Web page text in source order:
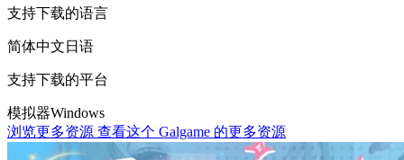
支持下载的语言
简体中文 日语
支持下载的平台
模拟器Windows
浏览更多资源 查看这个 Galgame 的更多资源